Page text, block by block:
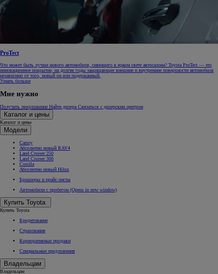
ProTect
Что может быть лучше нового автомобиля, сияющего в ярком свете автосалона? Toyota ProTect — это
инновационное покрытие, на долгие годы защищающее внешние и внутренние поверхности автомобиля
независимо от того, новый он или подержанный.
Узнать больше
Мне нужно
Получить предложение Найти дилера Связаться с дилерским центром
Каталог и цены
Каталог и цены
Модели
Camry
Абсолютно новый RAV4
Land Cruiser 250
Land Cruiser 300
Corolla
Абсолютно новый Hilux
Брошюры и прайс-листы
Автомобили с пробегом (Opens in new window)
Купить Toyota
Купить Toyota
Кредитование
Страхование
Корпоративные продажи
Специальные предложения
Владельцам
Владельцам